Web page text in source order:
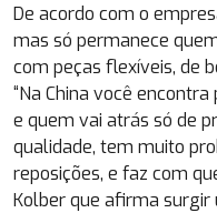
De acordo com o
mas só permanece
com peças flexíveis, de
“Na China você
e quem vai atrás só de
qualidade, tem muito
reposições, e faz com
Kolber que afirma surgir